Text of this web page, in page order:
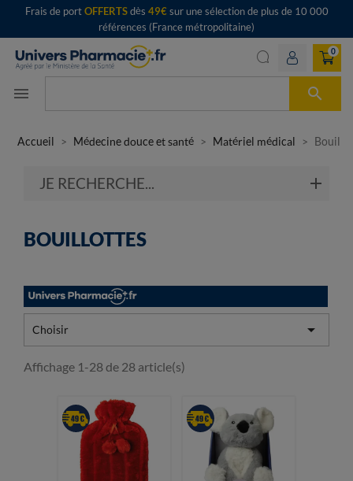
Frais de portOFFERTSdès 49€sur une sélection de plus de 10 000
références (France métropolitaine)
menu 
0
Accueil Médecine douce et santé Matériel médical
JE RECHERCHE...
BOUILLOTTES
Choisir 
Affichage 1-28 de 28 article(s)